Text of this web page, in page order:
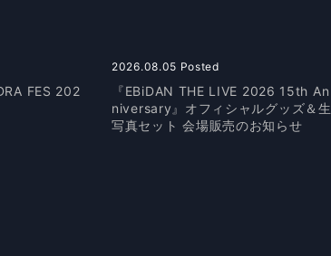
FES 202
2026.08.05 Posted
『EBiDAN THE LIVE 2026 15th An
niversary』オフィシャルグッズ＆生
写真セット 会場販売のお知らせ